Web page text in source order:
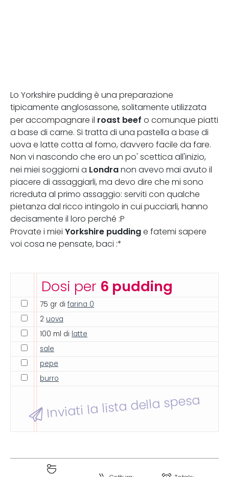
Lo Yorkshire pudding è una preparazione
tipicamente anglosassone, solitamente utilizzata
per accompagnare il roast beef o comunque piatti
a base di carne. Si tratta di una pastella a base di
uova e latte cotta al forno, davvero facile da fare.
Non vi nascondo che ero un po' scettica all'inizio,
nei miei soggiorni a Londra non avevo mai avuto il
piacere di assaggiarli, ma devo dire che mi sono
ricreduta al primo assaggio: serviti con qualche
pietanza dal ricco intingolo in cui pucciarli, hanno
decisamente il loro perché :P
Provate i miei Yorkshire pudding e fatemi sapere
voi cosa ne pensate, baci :*
Dosi per 6 pudding
75 gr di farina 0
2 uova
100 ml di latte
sale
pepe
burro
Inviati la lista della spesa